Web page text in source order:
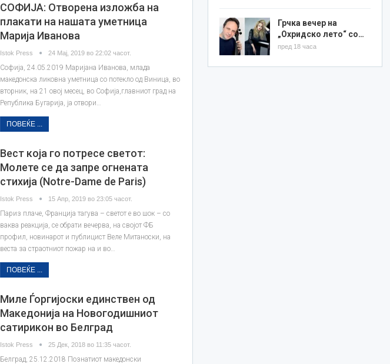
СОФИЈА: Отворена изложба на
плакати на нашата уметница
Марија Иванова
Istok Press 24 Мај, 2019 во 22:02 часот.
Софија, 24.05.2019 Маријана Иванова, млада
македонска ликовна уметница со потекло од Виница, во
вторник, на 21 овој месец, во Софија,главниот град на
Република Бугарија, ја отвори…
ПОВЕЌЕ ...
Вест која го потресе светот:
Молете се да запре огнената
стихија (Notre-Dame de Paris)
Istok Press 15 Апр, 2019 во 23:05 часот.
Париз плаче, Франција тагува – светот е во шок – со
ваква реакција, се обрати вечерва, на својот ФБ
профил, новинарот и публицист Веле Митаноски, на
веста за страотниот пожар на и во…
ПОВЕЌЕ ...
Миле Ѓоргијоски единствен од
Македонија на Новогодишниот
сатирикон во Белград
Istok Press 25 Дек, 2018 во 11:35 часот.
Белград, 25.12.2018 Познатиот македонски
Грчка вечер на
„Охридско лето“ со…
пред 18 часа